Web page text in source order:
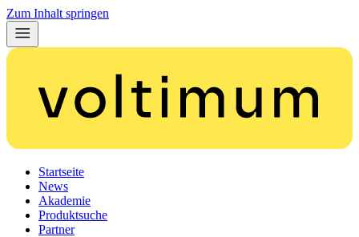
Zum Inhalt springen
Startseite
News
Akademie
Produktsuche
Partner